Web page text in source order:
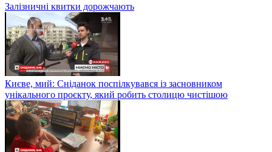
Залізничні квитки дорожчають
Києве, мий: Сніданок поспілкувався із засновником
унікального проєкту, який робить столицю чистішою